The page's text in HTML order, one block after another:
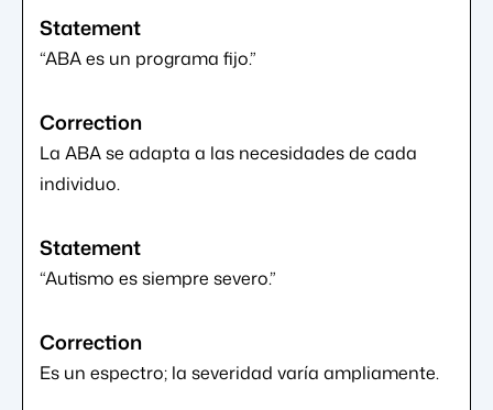
“ABA es un programa fijo.”
La ABA se adapta a las necesidades de cada
individuo.
“Autismo es siempre severo.”
Es un espectro; la severidad varía ampliamente.